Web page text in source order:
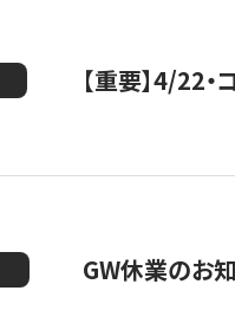
【重要】4/22
GW休業のお